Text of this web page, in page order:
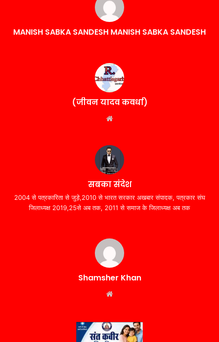
MANISH SABKA SANDESH MANISH SABKA SANDESH
(जीवन यादव कवर्धा)
सबका संदेश
2004 से पत्रकारिता से जुड़े,2010 से भारत सरकार अखबार संपादक, पत्रकार संघ
जिलाध्यक्ष 2019,25से अब तक, 2011 से समाज के जिलाध्यक्ष अब तक
Shamsher Khan